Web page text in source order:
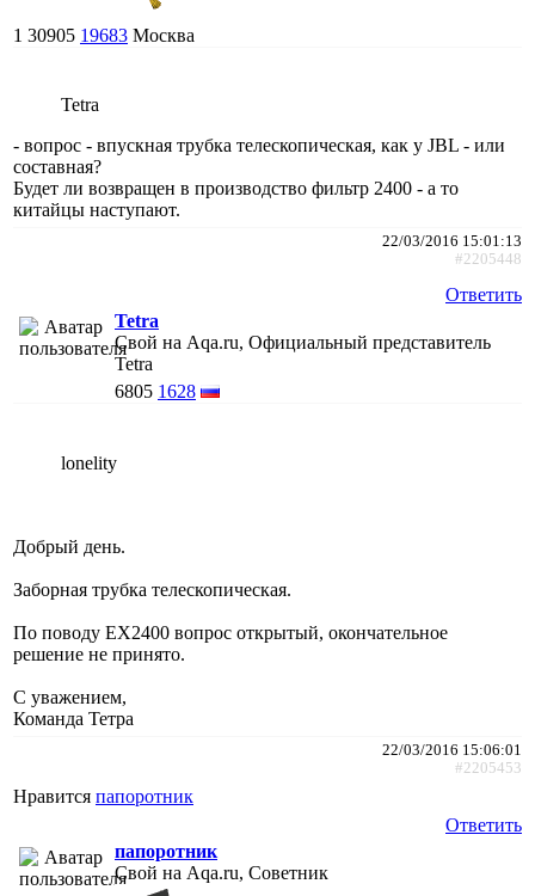
1 30905 19683 Москва
Tetra
- вопрос - впускная трубка телескопическая, как у JBL - или
составная?
Будет ли возвращен в производство фильтр 2400 - а то
китайцы наступают.
22/03/2016 15:01:13
#2205448
Ответить
Tetra
Свой на Aqa.ru, Официальный представитель
Tetra
6805 1628
lonelity
Добрый день.
Заборная трубка телескопическая.
По поводу ЕХ2400 вопрос открытый, окончательное
решение не принято.
С уважением,
Команда Тетра
22/03/2016 15:06:01
#2205453
Нравится папоротник
Ответить
папоротник
Свой на Aqa.ru, Советник